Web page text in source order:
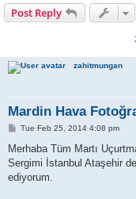
Post Reply
zahitmungan
Mardin Hava
P
s
Tue Feb 25, 2014 4:08 pm
Merhaba Tüm Martı
Sergimi İstanbul Ataşehir
ediyorum.